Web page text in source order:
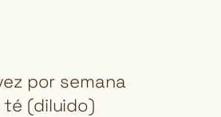
por semana
té (diluido)